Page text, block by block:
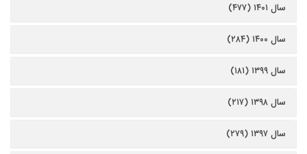
سال ۱۴۰۱ (۴۷۷)
سال ۱۴۰۰ (۲۸۴)
سال ۱۳۹۹ (۱۸۱)
سال ۱۳۹۸ (۲۱۷)
سال ۱۳۹۷ (۲۷۹)